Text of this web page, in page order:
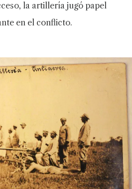
la artillería jugó papel
en el conflicto.